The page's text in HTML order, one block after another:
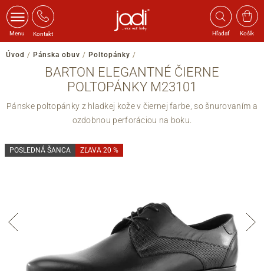
Menu Kontakt Hľadať Košík
Úvod / Pánska obuv / Poltopánky /
BARTON ELEGANTNÉ ČIERNE
POLTOPÁNKY M23101
Pánske poltopánky z hladkej kože v čiernej farbe, so šnurovaním a
ozdobnou perforáciou na boku.
POSLEDNÁ ŠANCA ZĽAVA 20 %